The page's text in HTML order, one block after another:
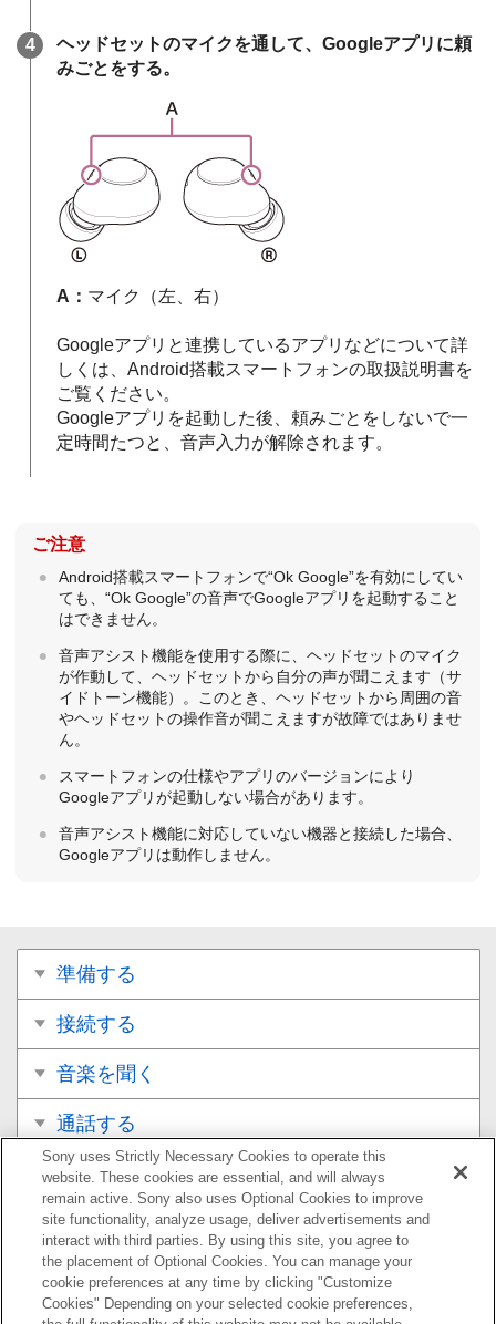
ヘッドセットのマイクを通して、 Googleアプリ に頼
みごとをする。
A： マイク（左、右）
Googleアプリ と連携しているアプリなどについて詳
しくは、 Android搭載スマートフォンの取扱説明書を
ご覧ください。
Googleアプリ を起動した後、頼みごとをしないで一
定時間たつと、音声入力が解除されます。
ご注意
Android搭載スマートフォンで“Ok Google”を有効にしてい
ても、“Ok Google”の音声でGoogleアプリ を起動すること
はできません。
音声アシスト機能を使用する際に、ヘッドセットのマイク
が作動して、ヘッドセットから自分の声が聞こえます（サ
イドトーン機能）。このとき、ヘッドセットから周囲の音
やヘッドセットの操作音が聞こえますが故障ではありませ
ん。
スマートフォンの仕様やアプリのバージョンにより
Googleアプリが起動しない場合があります。
音声アシスト機能に対応していない機器と接続した場合、
Googleアプリ は動作しません。
準備する
接続する
音楽を聞く
通話する
音声アシスト機能を使う
音声アシスト機能（Googleアプリ）を使う
音声アシスト機能（Siri）を使う
Sony uses Strictly Necessary Cookies to operate this
website. These cookies are essential, and will always
remain active. Sony also uses Optional Cookies to improve
site functionality, analyze usage, deliver advertisements and
interact with third parties. By using this site, you agree to
the placement of Optional Cookies. You can manage your
cookie preferences at any time by clicking "Customize
Cookies" Depending on your selected cookie preferences,